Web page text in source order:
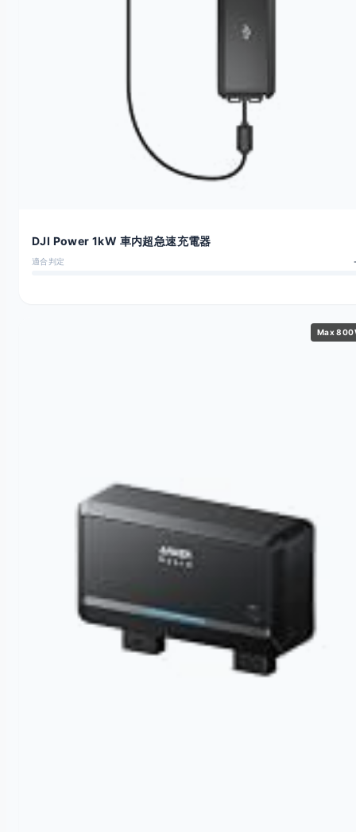
DJI Power 1kW 車内超急速充電器
適合判定
Max